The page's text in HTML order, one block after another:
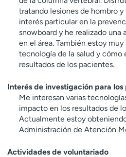
tratando lesiones de hombro y
interés particular en la
snowboard y he realizado una
en el área. También estoy
tecnología de la salud y cómo
resultados de los pacientes.
Interés de investigación para los
Me interesan varias
impacto en los resultados de
Actualmente estoy
Administración de Atención
Actividades de voluntariado